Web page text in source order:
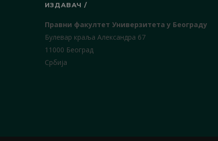
ИЗДАВАЧ /
Правни факултет Универзитета у Београду
Булевар краља Александра 67
11000 Београд
Србија